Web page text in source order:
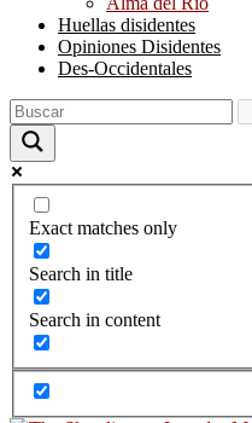
Huellas disidentes
Opiniones Disidentes
Des-Occidentales
Exact matches only
Search in title
Search in content